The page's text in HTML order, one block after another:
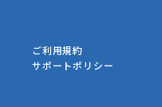
ご利用規約
サポートポリシー